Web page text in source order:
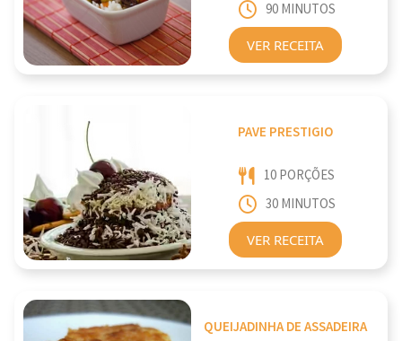
90 MINUTOS
VER RECEITA
PAVE PRESTIGIO
10 PORÇÕES
30 MINUTOS
VER RECEITA
QUEIJADINHA DE ASSADEIRA